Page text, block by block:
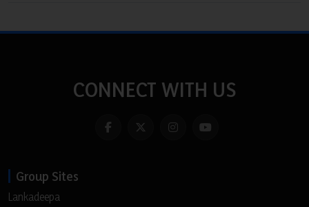
CONNECT WITH US
Group Sites
Lankadeepa